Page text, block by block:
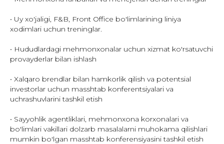
• Uy xo'jaligi, F&B, Front Office bo'limlarining liniya
xodimlari uchun treninglar.
• Hududlardagi mehmonxonalar uchun xizmat ko'rsatuvchi
provayderlar bilan ishlash
• Xalqaro brendlar bilan hamkorlik qilish va potentsial
investorlar uchun masshtab konferentsiyalari va
uchrashuvlarini tashkil etish
• Sayyohlik agentliklari, mehmonxona korxonalari va
bo'limlari vakillari dolzarb masalalarni muhokama qilishlari
mumkin bo'lgan masshtab konferensiyasini tashkil etish